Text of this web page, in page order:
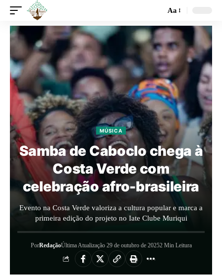
Aa
MÚSICA
Samba de Caboclo chega à
Costa Verde com
celebração afro-brasileira
Evento na Costa Verde valoriza a cultura popular e marca a
primeira edição do projeto no Iate Clube Muriqui
PorRedaçãoÚltima Atualização 29 de outubro de 20252 Min Leitura